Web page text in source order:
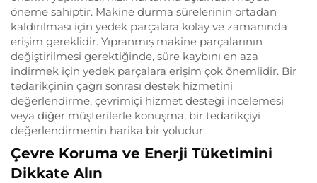
öneme sahiptir. Makine durma sürelerinin ortadan
kaldırılması için yedek parçalara kolay ve zamanında
erişim gereklidir. Yıpranmış makine parçalarının
değiştirilmesi gerektiğinde, süre kaybını en aza
indirmek için yedek parçalara erişim çok önemlidir. Bir
tedarikçinin çağrı sonrası destek hizmetini
değerlendirme, çevrimiçi hizmet desteği incelemesi
veya diğer müşterilerle konuşma, bir tedarikçiyi
değerlendirmenin harika bir yoludur.
Çevre Koruma ve Enerji Tüketimini
Dikkate Alın